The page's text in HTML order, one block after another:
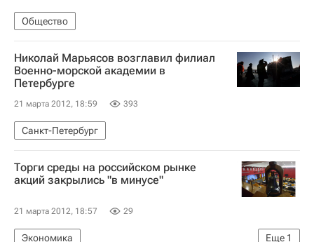
Общество
Николай Марьясов возглавил филиал
Военно-морской академии в
Петербурге
21 марта 2012, 18:59 393
Санкт-Петербург
Торги среды на российском рынке
акций закрылись "в минусе"
21 марта 2012, 18:57 29
Еще 1
Экономика